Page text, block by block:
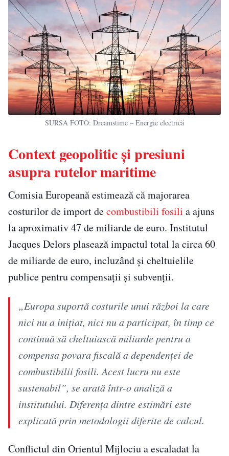
SURSA FOTO: Dreamstime – Energie electrică
Context geopolitic și presiuni
asupra rutelor maritime
Comisia Europeană estimează că majorarea
costurilor de import decombustibili fosili a ajuns
la aproximativ 47 de miliarde de euro. Institutul
Jacques Delors plasează impactul total la circa 60
de miliarde de euro, incluzând și cheltuielile
publice pentru compensații și subvenții.
„Europa suportă costurile unui război la care
nici nu a inițiat, nici nu a participat, în timp ce
continuă să cheltuiască miliarde pentru a
compensa povara fiscală a dependenței de
combustibilii fosili. Acest lucru nu este
sustenabil”, se arată într-o analiză a
institutului. Diferența dintre estimări este
explicată prin metodologii diferite de calcul.
Conflictul din Orientul Mijlociu a escaladat la